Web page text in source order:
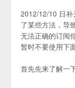
2012/12/10 日补
了某些方法，导
无法正确的订阅
暂时不要使用下
首先先来了解一